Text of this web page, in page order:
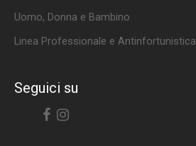
Uomo, Donna e Bambino
Linea Professionale e Antinfortunistica
Seguici su